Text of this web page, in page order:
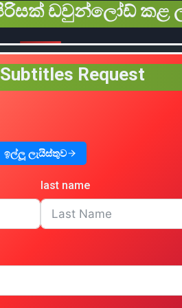
ඩවුන්ලෝඩ් කළ
Request
ඉල්ලූ ලැයිස්තුව
last name